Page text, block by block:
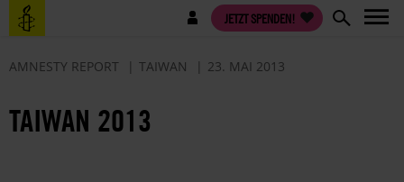
Direkt
zum
Benutzermenü JETZT SPENDEN!
AMNESTY REPORT TAIWAN 23. MAI 2013
TAIWAN 2013